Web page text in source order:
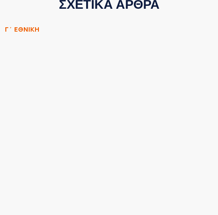
ΣΧΕΤΙΚΑ ΑΡΘΡΑ
Γ΄ ΕΘΝΙΚΗ